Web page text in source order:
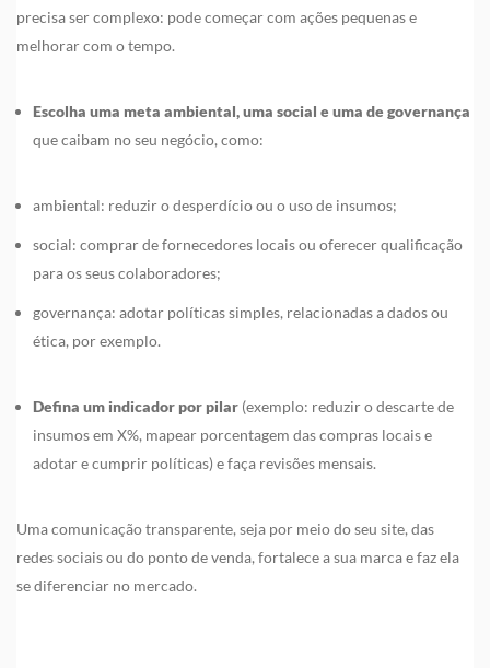
precisa ser complexo: pode começar com ações pequenas e
melhorar com o tempo.
Escolha uma meta ambiental, uma social e uma de governança
que caibam no seu negócio, como:
ambiental: reduzir o desperdício ou o uso de insumos;
social: comprar de fornecedores locais ou oferecer qualificação
para os seus colaboradores;
governança: adotar políticas simples, relacionadas a dados ou
ética, por exemplo.
Defina um indicador por pilar (exemplo: reduzir o descarte de
insumos em X%, mapear porcentagem das compras locais e
adotar e cumprir políticas) e faça revisões mensais.
Uma comunicação transparente, seja por meio do seu site, das
redes sociais ou do ponto de venda, fortalece a sua marca e faz ela
se diferenciar no mercado.